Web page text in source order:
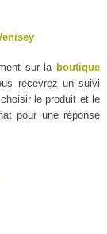
sur la boutique
recevrez un suivi
le produit et le
pour une réponse